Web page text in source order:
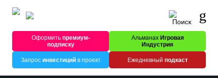
Оформитьпремиум-
подписку
Альманах Игровая
Индустрия
Запрос инвестицийв проект Ежедневный подкаст